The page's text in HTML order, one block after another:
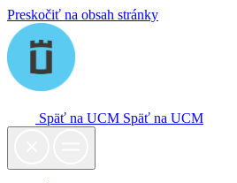
Preskočiť na obsah stránky
Späť na UCM Späť na UCM